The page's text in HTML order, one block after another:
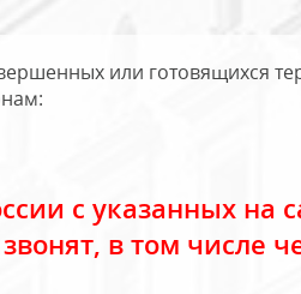
или готовящихся
с указанных на
в том числе